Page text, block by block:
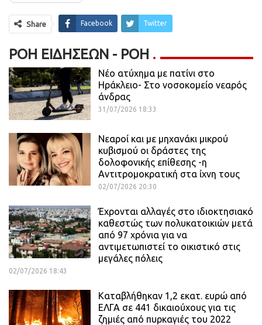
Share Facebook Twitter
ΡΟΉ ΕΙΔΉΣΕΩΝ - ΡΟΗ
Νέο ατύχημα με πατίνι στο
Ηράκλειο- Στο νοσοκομείο νεαρός
άνδρας
31/07/2026 18:33
Νεαροί και με μηχανάκι μικρού
κυβισμού οι δράστες της
δολοφονικής επίθεσης -η
Αντιτρομοκρατική στα ίχνη τους
02/07/2026 20:30
Έχρονται αλλαγές στο ιδιοκτησιακό
καθεστώς των πολυκατοικιών μετά
από 97 χρόνια για να
αντιμετωπιστεί το οικιστικό στις
μεγάλες πόλεις
02/07/2026 18:43
Καταβλήθηκαν 1,2 εκατ. ευρώ από
ΕΛΓΑ σε 441 δικαιούχους για τις
ζημιές από πυρκαγιές του 2022